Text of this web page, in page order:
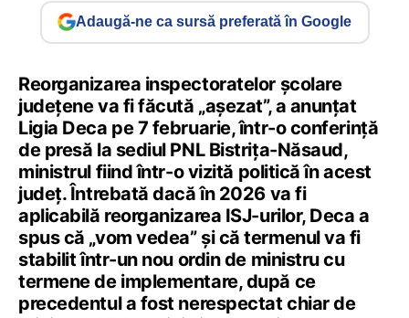
Adaugă-ne ca sursă preferată în Google
Reorganizarea inspectoratelor școlare
județene va fi făcută „așezat”, a anunțat
Ligia Deca pe 7 februarie, într-o conferință
de presă la sediul PNL Bistrița-Năsaud,
ministrul fiind într-o vizită politică în acest
județ. Întrebată dacă în 2026 va fi
aplicabilă reorganizarea ISJ-urilor, Deca a
spus că „vom vedea” și că termenul va fi
stabilit într-un nou ordin de ministru cu
termene de implementare, după ce
precedentul a fost nerespectat chiar de